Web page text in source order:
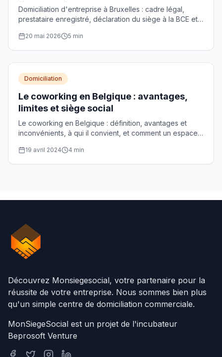
Domiciliation d'entreprise à Bruxelles : cadre légal,
prestataire enregistré, déclaration du siège à la BCE et
20 mai 2026 5 min
Domiciliation
Le coworking en Belgique : avantages,
limites et siège social
Le coworking en Belgique : définition, avantages et
inconvénients, à qui il convient, et comment un espace
19 avril 2024 4 min
Découvrez Monsiegesocial, votre partenaire pour la
réussite de votre entreprise. Nous sommes bien plus
qu'un simple centre de domiciliation commerciale.
MonSiegeSocial est un projet de l'incubateur
Beprosoft Venture